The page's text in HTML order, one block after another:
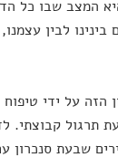
המצב שבו כל
לבין
הזה על ידי
תרגול קבוצתי.
שבעת